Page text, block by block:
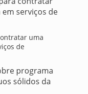
uma
de